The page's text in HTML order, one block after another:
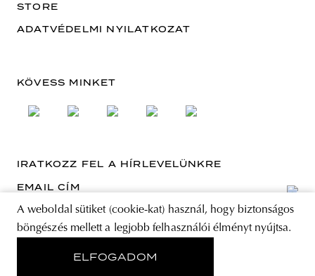
A weboldal sütiket (cookie-kat) használ, hogy biztonságos
böngészés mellett a legjobb felhasználói élményt nyújtsa.
ELFOGADOM
STORE
ADATVÉDELMI NYILATKOZAT
KÖVESS MINKET
IRATKOZZ FEL A HÍRLEVELÜNKRE
EMAIL CÍM
A feliratkozással elfogadja az Általános Szerződési Feltételeket és kijelenti,
hogy elolvasta az Adatvédelmi nyilatkozatot.